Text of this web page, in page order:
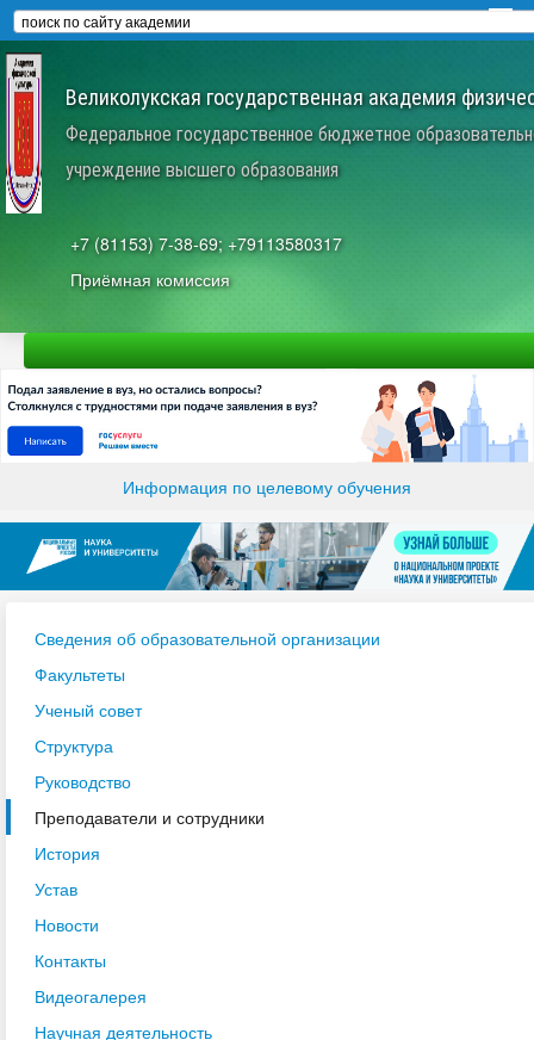
Великолукская государственная академия
Федеральное государственное бюджетное
учреждение высшего образования
+7 (81153) 7-38-69; +79113580317
Приёмная комиссия
Информация по целевому обучения
Сведения об образовательной организации
Факультеты
Ученый совет
Структура
Руководство
Преподаватели и сотрудники
История
Устав
Новости
Контакты
Видеогалерея
Научная деятельность